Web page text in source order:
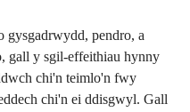
gysgadrwydd, pendro, a
gall y sgil-effeithiau hynny
chi'n teimlo'n fwy
chi'n ei ddisgwyl. Gall